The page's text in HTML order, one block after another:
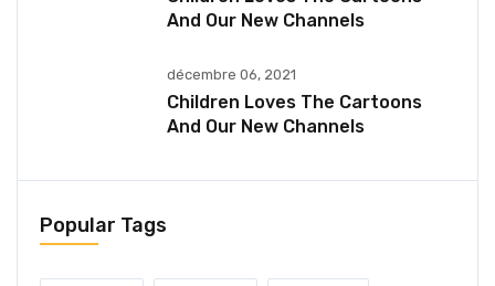
And Our New Channels
décembre 06, 2021
Children Loves The Cartoons
And Our New Channels
Popular Tags